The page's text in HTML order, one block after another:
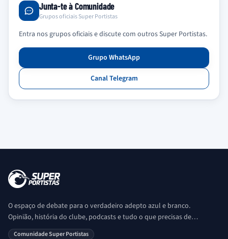
Junta-te à Comunidade
Grupos oficiais Super Portistas
Entra nos grupos oficiais e discute com outros Super Portistas.
Grupo WhatsApp
Canal Telegram
O espaço de debate para o verdadeiro adepto azul e branco.
Opinião, história do clube, podcasts e tudo o que precisas de
saber sobre o universo Porto. Ser Porto é aqui!
Comunidade Super Portistas